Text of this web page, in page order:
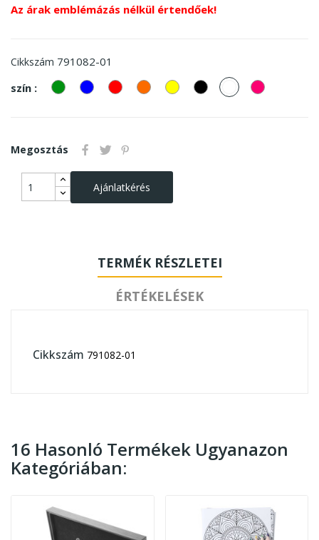
Az árak emblémázás nélkül értendőek!
Cikkszám 791082-01
szín :
zöld kek piros Narancssárga
SárgaFeketefehér Pink
Megosztás
Ajánlatkérés
TERMÉK RÉSZLETEI
ÉRTÉKELÉSEK
Cikkszám 791082-01
16 Hasonló Termékek Ugyanazon
Kategóriában: